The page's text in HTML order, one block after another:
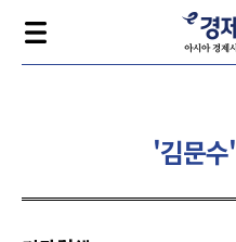
'김문수'